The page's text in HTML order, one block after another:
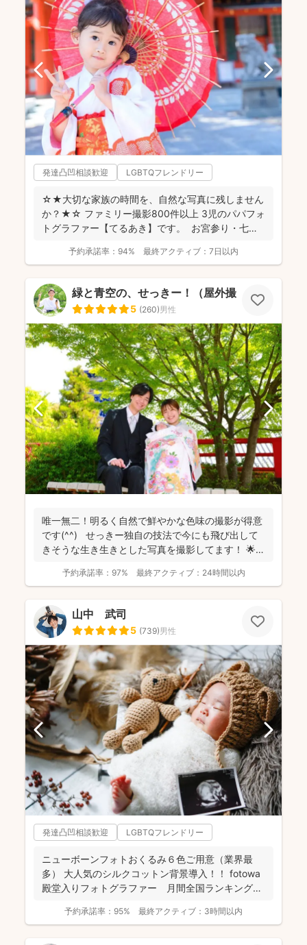
発達凸凹相談歓迎 LGBTQフレンドリー
☆★大切な家族の時間を、自然な写真に残しません
か？★☆ ファミリー撮影800件以上 3児のパパフォ
トグラファー【てるあき】です。 お宮参り・七
予約承諾率： 94% 最終アクティブ： 7日以内
緑と青空の、せっきー！（屋外撮影もお任せ🌟
5 (260)男性
唯一無二！明るく自然で鮮やかな色味の撮影が得意
です(^^) せっきー独自の技法で今にも飛び出して
きそうな生き生きとした写真を撮影してます！ 🌟屋
予約承諾率： 97% 最終アクティブ： 24時間以内
山中 武司
5 (739)男性
発達凸凹相談歓迎 LGBTQフレンドリー
ニューボーンフォトおくるみ６色ご用意（業界最
多） 大人気のシルクコットン背景導入！！ fotowa
殿堂入りフォトグラファー 月間全国ランキング１
予約承諾率： 95% 最終アクティブ： 3時間以内